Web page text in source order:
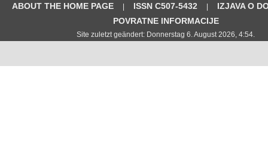
ABOUT THE HOME PAGE
ISSN C507-5432
IZJAVA O
POVRATNE INFORMACIJE
Site zuletzt geändert: Donnerstag 6. August 2026, 4:54.